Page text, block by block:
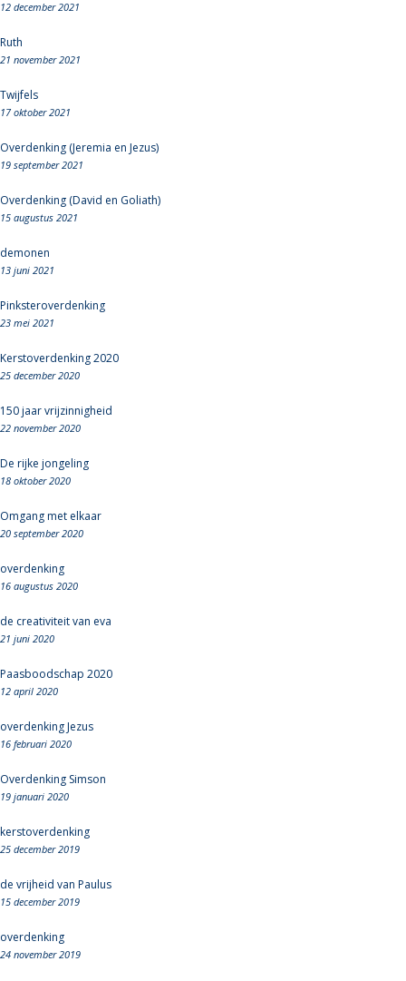
12 december 2021
Ruth
21 november 2021
Twijfels
17 oktober 2021
Overdenking (Jeremia en Jezus)
19 september 2021
Overdenking (David en Goliath)
15 augustus 2021
demonen
13 juni 2021
Pinksteroverdenking
23 mei 2021
Kerstoverdenking 2020
25 december 2020
150 jaar vrijzinnigheid
22 november 2020
De rijke jongeling
18 oktober 2020
Omgang met elkaar
20 september 2020
overdenking
16 augustus 2020
de creativiteit van eva
21 juni 2020
Paasboodschap 2020
12 april 2020
overdenking Jezus
16 februari 2020
Overdenking Simson
19 januari 2020
kerstoverdenking
25 december 2019
de vrijheid van Paulus
15 december 2019
overdenking
24 november 2019